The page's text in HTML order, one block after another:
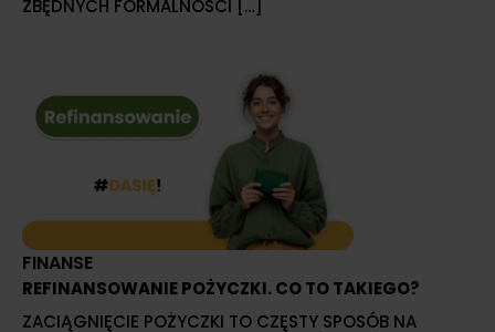
ZBĘDNYCH FORMALNOŚCI […]
FINANSE
REFINANSOWANIE POŻYCZKI. CO TO TAKIEGO?
ZACIĄGNIĘCIE POŻYCZKI TO CZĘSTY SPOSÓB NA